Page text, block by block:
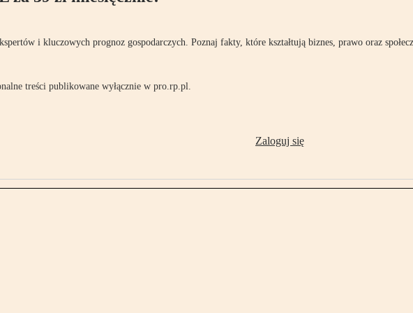
i kluczowych prognoz gospodarczych. Poznaj fakty, które kształtują biznes, prawo oraz
treści publikowane wyłącznie w pro.rp.pl.
Zaloguj się